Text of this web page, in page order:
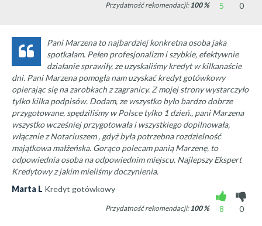
5
0
Przydatność rekomendacji:100%
Pani Marzena to najbardziej konkretna osoba jaka
spotkałam. Pełen profesjonalizm i szybkie, efektywnie
działanie sprawiły, ze uzyskaliśmy kredyt w kilkanaście
dni. Pani Marzena pomogła nam uzyskać kredyt gotówkowy
opierając się na zarobkach z zagranicy. Z mojej strony wystarczyło
tylko kilka podpisów. Dodam, ze wszystko było bardzo dobrze
przygotowane, spędziliśmy w Polsce tylko 1 dzień., pani Marzena
wszystko wcześniej przygotowała i wszystkiego dopilnowała,
włącznie z Notariuszem , gdyż była potrzebna rozdzielność
majątkowa małżeńska. Gorąco polecam panią Marzenę, to
odpowiednia osoba na odpowiednim miejscu. Najlepszy Ekspert
Kredytowy z jakim mieliśmy doczynienia.
Marta L Kredyt gotówkowy
8
0
Przydatność rekomendacji:100%